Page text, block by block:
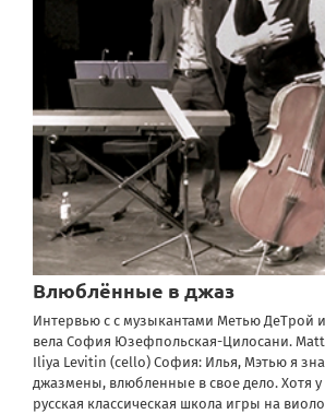
Влюблённые в джаз
Интервью с с музыкантами Метью ДеТрой
вела София Юзефпольская-Цилосани.
Iliya Levitin (cello) София: Илья, Мэтью я
джазмены, влюбленные в свое дело. Хотя
русская классическая школа игры на